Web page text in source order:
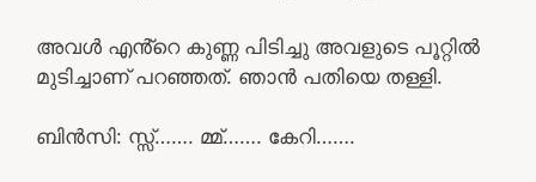
അവൾ എൻ്റെ കുണ്ണ പിടിച്ചു അവളുടെ പൂറ്റിൽ
മുടിച്ചാണ് പറഞ്ഞത്. ഞാൻ പതിയെ തള്ളി.
ബിൻസി: സ്സ്‌……. മ്മ്……. കേറി…….